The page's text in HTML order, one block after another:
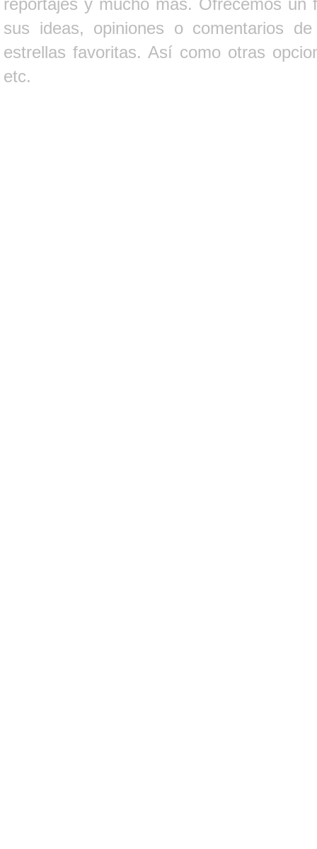
sus ideas, opiniones o comentarios
estrellas favoritas. Así como otras
etc.